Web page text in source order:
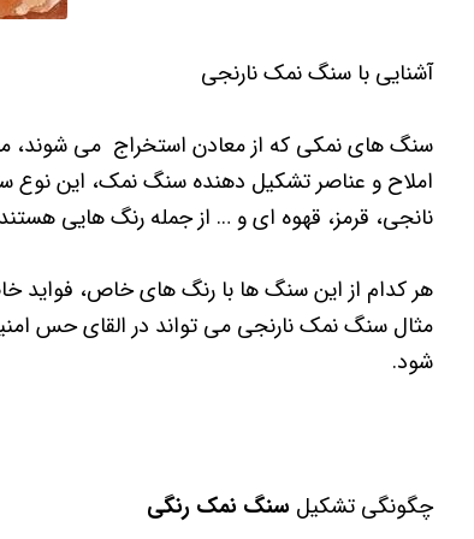
آشنایی با سنگ نمک نارنجی
سنگ های نمکی که از معادن استخراج می شوند،
املاح و عناصر تشکیل دهنده سنگ نمک، این
نانجی، قرمز، قهوه ای و … از جمله رنگ هایی
هر کدام از این سنگ ها با رنگ های خاص، فواید
مثال سنگ نمک نارنجی می تواند در القای حس
شود.
چگونگی تشکیل سنگ نمک رنگی